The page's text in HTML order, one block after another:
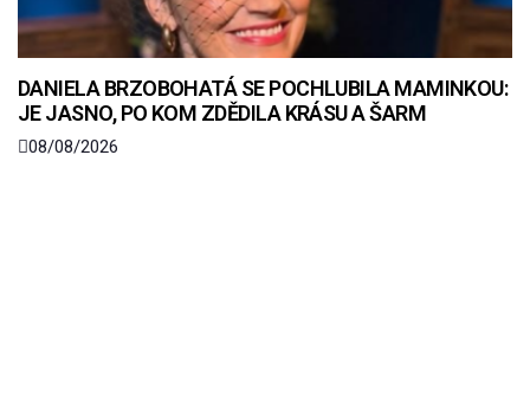
DANIELA BRZOBOHATÁ SE POCHLUBILA MAMINKOU:
JE JASNO, PO KOM ZDĚDILA KRÁSU A ŠARM
08/08/2026